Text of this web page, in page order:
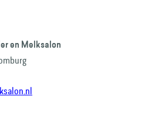
en Melksalon